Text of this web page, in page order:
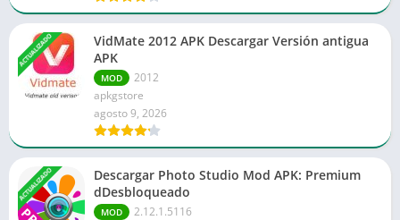
ACTUALIZADO
VidMate 2012 APK Descargar Versión antigua
APK
MOD
2012
apkgstore
agosto 9, 2026
ACTUALIZADO
Descargar Photo Studio Mod APK: Premium
dDesbloqueado
MOD
2.12.1.5116